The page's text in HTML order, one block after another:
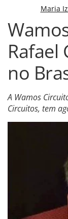
Maria
Rafael
no
A Wamos
Circuitos, tem